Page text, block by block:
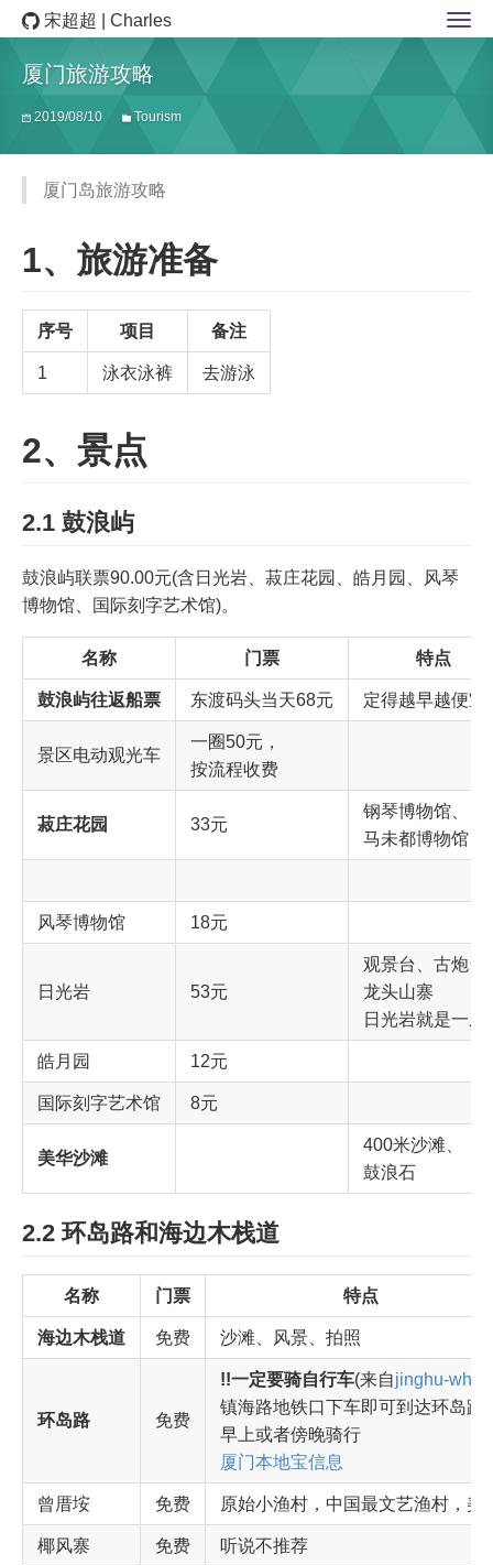
宋超超 | Charles
厦门旅游攻略
2019/08/10 Tourism
厦门岛旅游攻略
1、旅游准备
序号 项目 备注
1 泳衣泳裤 去游泳
2、景点
2.1 鼓浪屿
鼓浪屿联票90.00元(含日光岩、菽庄花园、皓月园、风琴
博物馆、国际刻字艺术馆)。
名称 门票 特点
鼓浪屿往返船票 东渡码头当天68元 定得越早越便宜
景区电动观光车
一圈50元，
按流程收费
菽庄花园 33元
钢琴博物馆、
马未都博物馆
风琴博物馆 18元
日光岩 53元
观景台、古炮台
龙头山寨
日光岩就是一座
皓月园 12元
国际刻字艺术馆 8元
美华沙滩
400米沙滩、
鼓浪石
2.2 环岛路和海边木栈道
名称 门票 特点
海边木栈道 免费 沙滩、风景、拍照
环岛路 免费
!!一定要骑自行车(来自jinghu-
镇海路地铁口下车即可到达环岛路
早上或者傍晚骑行
厦门本地宝信息
曾厝垵 免费 原始小渔村，中国最文艺渔村，美
椰风寨 免费 听说不推荐